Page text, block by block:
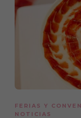
FERIAS Y
NOTICIAS